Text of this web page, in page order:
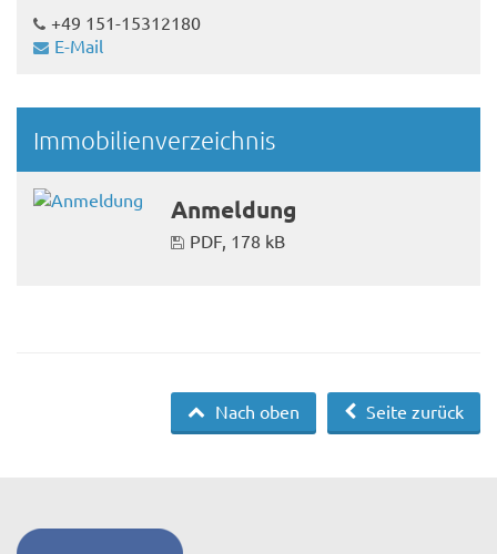
+49 151-15312180
E-Mail
Immobilienverzeichnis
Anmeldung
PDF, 178 kB
Seite zurück
Nach oben